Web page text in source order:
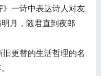
一诗中表达诗人对友
月，随君直到夜郎
更替的生活哲理的名